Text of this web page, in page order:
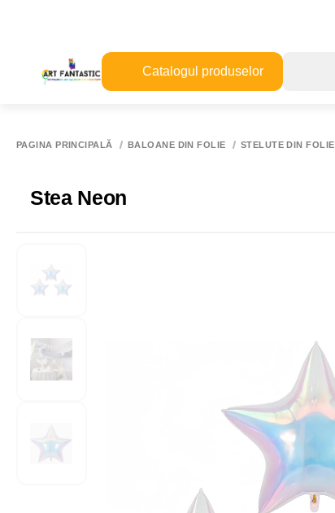
Catalogul produselor
PAGINA PRINCIPALĂ BALOANE DIN FOLIE STELUTE DIN FOLIE
Stea Neon